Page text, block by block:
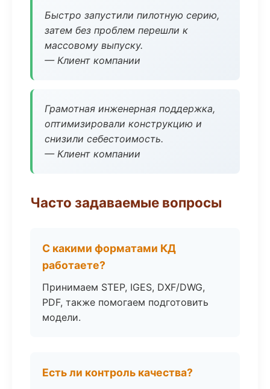
Быстро запустили пилотную серию,
затем без проблем перешли к
массовому выпуску.
— Клиент компании
Грамотная инженерная поддержка,
оптимизировали конструкцию и
снизили себестоимость.
— Клиент компании
Часто задаваемые вопросы
С какими форматами КД
работаете?
Принимаем STEP, IGES, DXF/DWG,
PDF, также помогаем подготовить
модели.
Есть ли контроль качества?